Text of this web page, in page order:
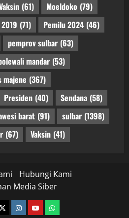
(61) Moeldoko (79)
(71) Pemilu 2024 (46)
pemprov sulbar (63)
mandar (53)
majene (367)
Presiden (40) Sendana (58)
barat (91) sulbar (1398)
(67) Vaksin (41)
Hubungi Kami
Media Siber
twitterinstagram.com
youtubewhatsapp